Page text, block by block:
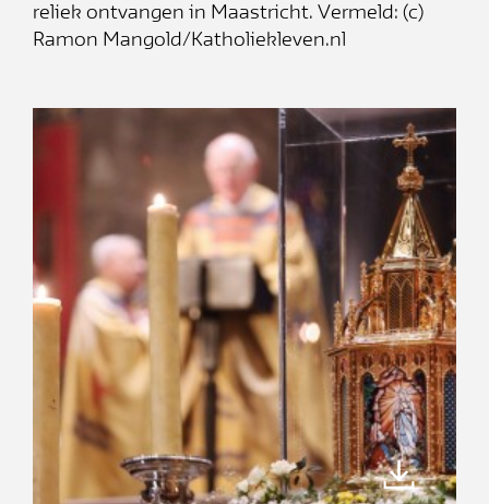
reliek ontvangen in Maastricht. Vermeld: (c)
Ramon Mangold/Katholiekleven.nl